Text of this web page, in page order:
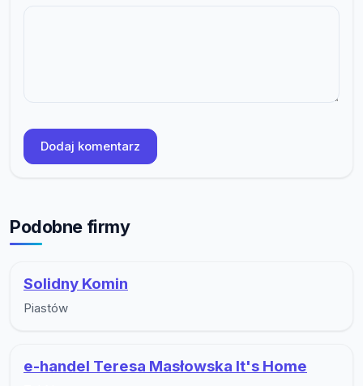
Dodaj komentarz
Podobne firmy
Solidny Komin
Piastów
e-handel Teresa Masłowska It's Home